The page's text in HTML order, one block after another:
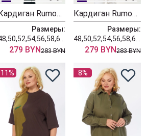
Кардиган Rumoda 2019 темно-зеленый
Размеры:
279 BYN283 BYN
Кардиган Rumoda 2019 экрю
Размеры:
279 BYN283 BYN
11% 8%